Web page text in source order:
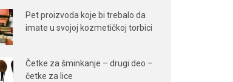
Pet proizvoda koje bi trebalo da
imate u svojoj kozmetičkoj torbici
Četke za šminkanje – drugi deo –
četke za lice